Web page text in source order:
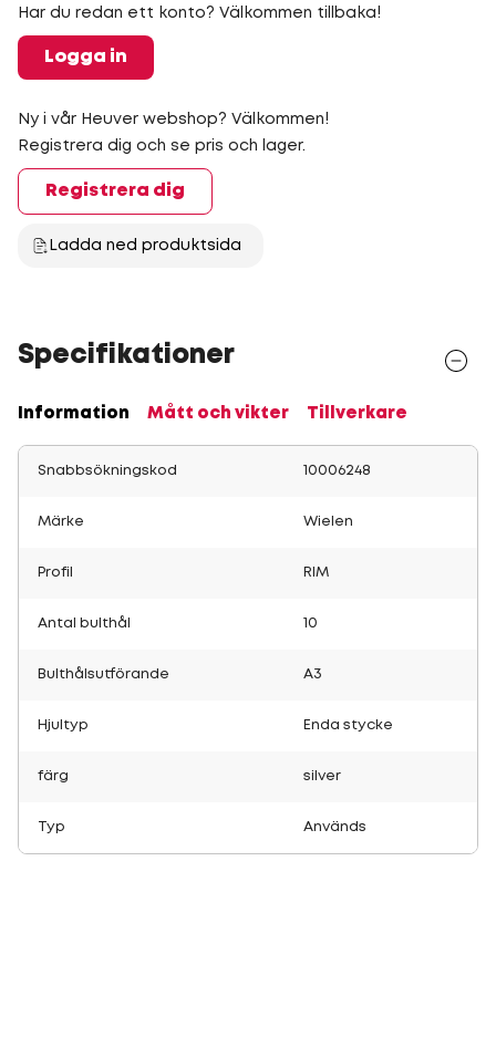
Har du redan ett konto? Välkommen tillbaka!
Logga in
Ny i vår Heuver webshop? Välkommen!
Registrera dig och se pris och lager.
Registrera dig
Ladda ned produktsida
Specifikationer
Information Mått och vikter Tillverkare
Snabbsökningskod 10006248
Märke Wielen
Profil RIM
Antal bulthål 10
Bulthålsutförande A3
Hjultyp Enda stycke
färg silver
Typ Används